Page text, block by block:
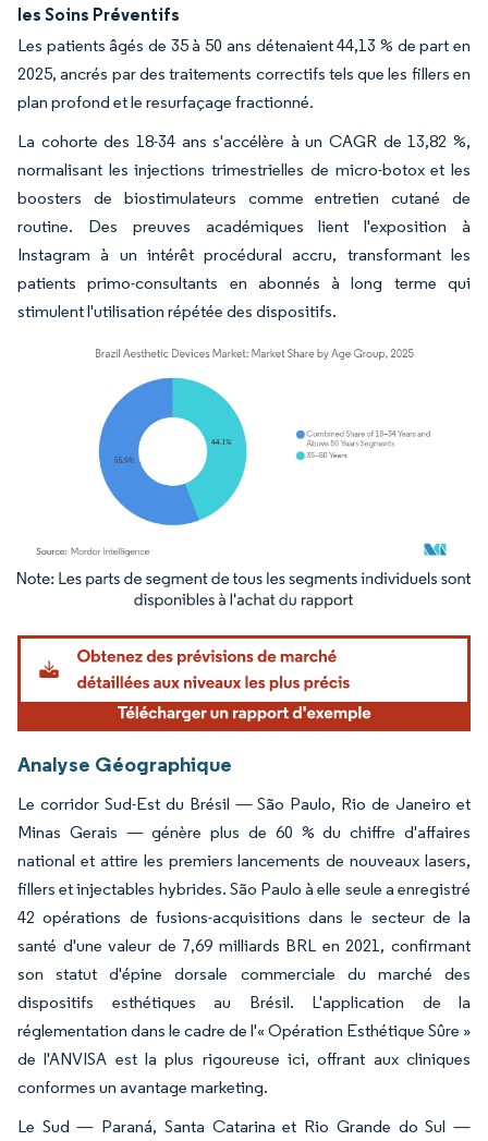
les Soins Préventifs
Les patients âgés de 35 à 50 ans détenaient 44,13 % de part en
2025, ancrés par des traitements correctifs tels que les fillers en
plan profond et le resurfaçage fractionné.
La cohorte des 18-34 ans s'accélère à un CAGR de 13,82 %,
normalisant les injections trimestrielles de micro-botox et les
boosters de biostimulateurs comme entretien cutané de
routine. Des preuves académiques lient l'exposition à
Instagram à un intérêt procédural accru, transformant les
patients primo-consultants en abonnés à long terme qui
stimulent l'utilisation répétée des dispositifs.
Image © Mordor Intelligence. La réutilisation nécessite une attribution sous CC BY
Analyse Géographique
Le corridor Sud-Est du Brésil — São Paulo, Rio de Janeiro et
Minas Gerais — génère plus de 60 % du chiffre d'affaires
national et attire les premiers lancements de nouveaux lasers,
fillers et injectables hybrides. São Paulo à elle seule a enregistré
42 opérations de fusions-acquisitions dans le secteur de la
santé d'une valeur de 7,69 milliards BRL en 2021, confirmant
son statut d'épine dorsale commerciale du marché des
dispositifs esthétiques au Brésil. L'application de la
réglementation dans le cadre de l'« Opération Esthétique Sûre »
de l'ANVISA est la plus rigoureuse ici, offrant aux cliniques
conformes un avantage marketing.
Le Sud — Paraná, Santa Catarina et Rio Grande do Sul —